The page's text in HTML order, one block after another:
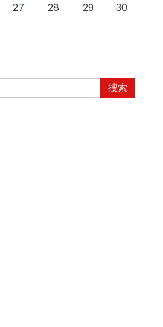
27 28 29
30